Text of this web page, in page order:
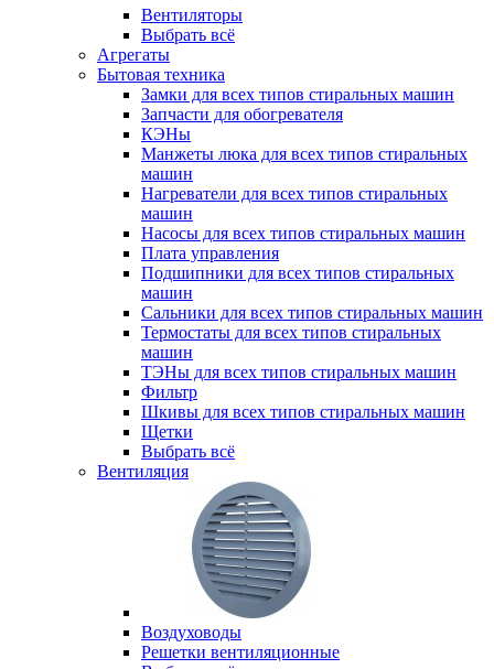
Вентиляторы
Выбрать всё
Агрегаты
Бытовая техника
Замки для всех типов стиральных машин
Запчасти для обогревателя
КЭНы
Манжеты люка для всех типов стиральных
машин
Нагреватели для всех типов стиральных
машин
Насосы для всех типов стиральных машин
Плата управления
Подшипники для всех типов стиральных
машин
Сальники для всех типов стиральных машин
Термостаты для всех типов стиральных
машин
ТЭНы для всех типов стиральных машин
Фильтр
Шкивы для всех типов стиральных машин
Щетки
Выбрать всё
Вентиляция
Воздуховоды
Решетки вентиляционные